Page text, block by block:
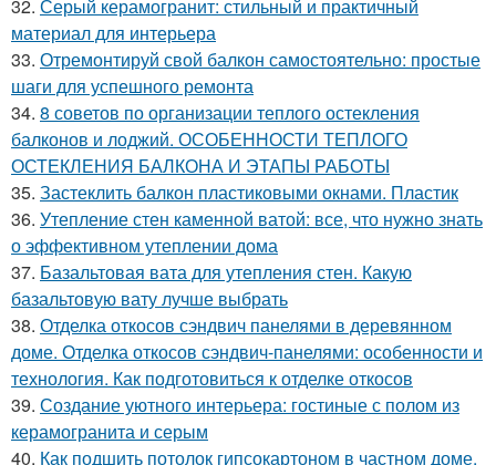
32. Серый керамогранит: стильный и практичный
материал для интерьера
33. Отремонтируй свой балкон самостоятельно: простые
шаги для успешного ремонта
34. 8 советов по организации теплого остекления
балконов и лоджий. ОСОБЕННОСТИ ТЕПЛОГО
ОСТЕКЛЕНИЯ БАЛКОНА И ЭТАПЫ РАБОТЫ
35. Застеклить балкон пластиковыми окнами. Пластик
36. Утепление стен каменной ватой: все, что нужно знать
о эффективном утеплении дома
37. Базальтовая вата для утепления стен. Какую
базальтовую вату лучше выбрать
38. Отделка откосов сэндвич панелями в деревянном
доме. Отделка откосов сэндвич-панелями: особенности и
технология. Как подготовиться к отделке откосов
39. Создание уютного интерьера: гостиные с полом из
керамогранита и серым
40. Как подшить потолок гипсокартоном в частном доме.